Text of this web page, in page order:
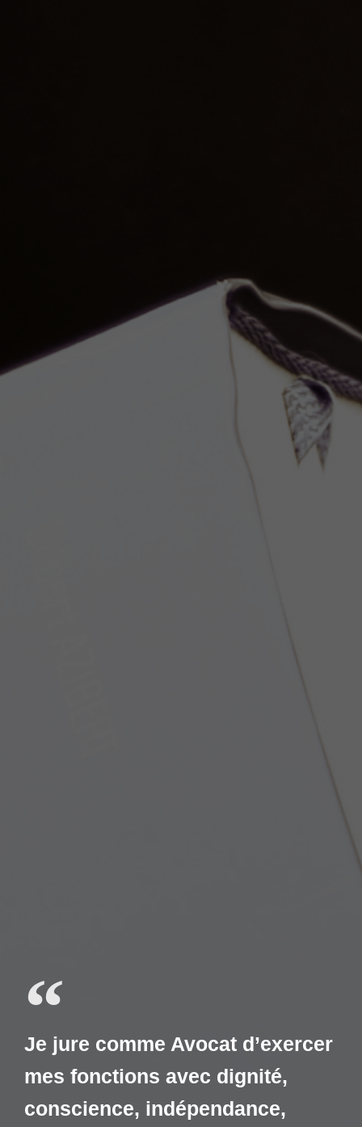
Je jure comme Avocat d’exercer
mes fonctions avec dignité,
conscience, indépendance,